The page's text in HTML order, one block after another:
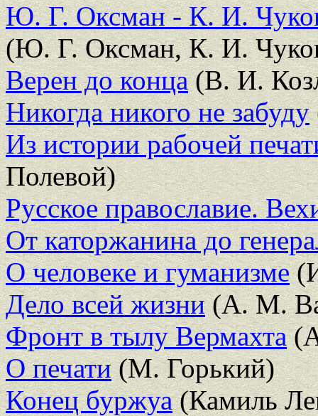
Ю. Г. Оксман - К. И.
(Ю. Г. Оксман, К. И.
Верен до конца(В. И.
Никогда никого не забуду
Из истории рабочей
Полевой)
Русское православие.
От каторжанина до
О человеке и гуманизме
Дело всей жизни(А. М.
Фронт в тылу Вермахта
О печати(М. Горький)
Конец буржуа(Камиль